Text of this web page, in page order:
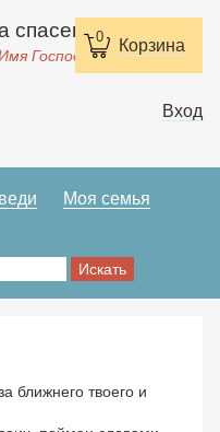
0 Корзина
Господне, спасется.
Вход
Моя семья
ближнего твоего и